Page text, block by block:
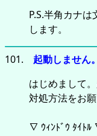
P.S.半角カナ
します。
101. 起動しません。
はじめまして
対処方法をお
∇ ｳｨﾝﾄﾞｳ ﾀｲﾄ